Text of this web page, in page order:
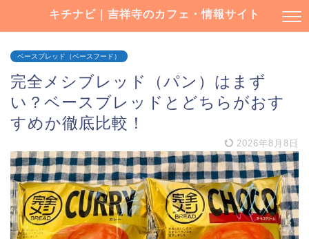
キチナビ｜吉祥寺のカフェ・情報サイト
ベースブレッド（ベースフード）
完全メシブレッド（パン）はまず
い？ベースブレッドとどちらがおす
すめか徹底比較！
2026年8月8日